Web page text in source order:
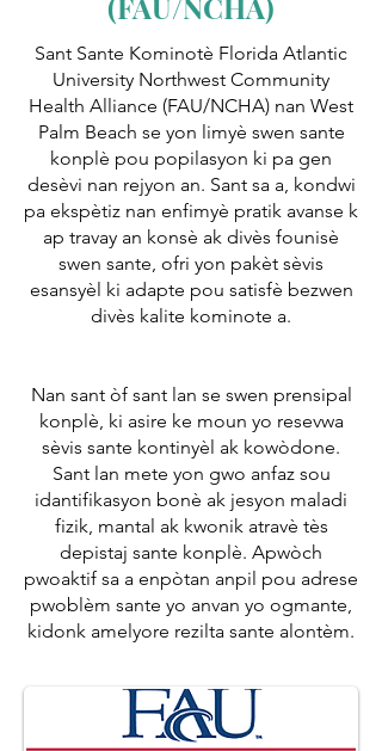
Sant Sante Kominotè Florida Atlantic
University Northwest Community
Health Alliance (FAU/NCHA) nan West
Palm Beach se yon limyè swen sante
konplè pou popilasyon ki pa gen
desèvi nan rejyon an. Sant sa a, kondwi
pa ekspètiz nan enfimyè pratik avanse k
ap travay an konsè ak divès founisè
swen sante, ofri yon pakèt sèvis
esansyèl ki adapte pou satisfè bezwen
divès kalite kominote a.
Nan sant òf sant lan se swen prensipal
konplè, ki asire ke moun yo resevwa
sèvis sante kontinyèl ak kowòdone.
Sant lan mete yon gwo anfaz sou
idantifikasyon bonè ak jesyon maladi
fizik, mantal ak kwonik atravè tès
depistaj sante konplè. Apwòch
pwoaktif sa a enpòtan anpil pou adrese
pwoblèm sante yo anvan yo ogmante,
kidonk amelyore rezilta sante alontèm.